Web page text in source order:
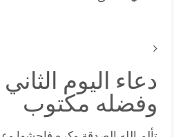
دعاء اليوم
وفضله مكتوب